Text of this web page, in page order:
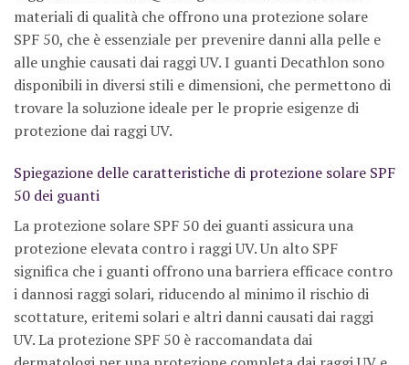
materiali di qualità che offrono una protezione solare
SPF 50, che è essenziale per prevenire danni alla pelle e
alle unghie causati dai raggi UV. I guanti Decathlon sono
disponibili in diversi stili e dimensioni, che permettono di
trovare la soluzione ideale per le proprie esigenze di
protezione dai raggi UV.
Spiegazione delle caratteristiche di protezione solare SPF
50 dei guanti
La protezione solare SPF 50 dei guanti assicura una
protezione elevata contro i raggi UV. Un alto SPF
significa che i guanti offrono una barriera efficace contro
i dannosi raggi solari, riducendo al minimo il rischio di
scottature, eritemi solari e altri danni causati dai raggi
UV. La protezione SPF 50 è raccomandata dai